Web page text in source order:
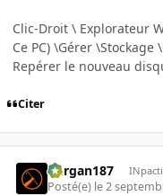
Clic-Droit \ Explorateur
Ce PC) \Gérer
Repérer le nouveau
Citer
kurgan187
Posté(e) le 2